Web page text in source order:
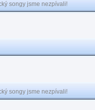
songy jsme nezpívali!
songy jsme nezpívali!